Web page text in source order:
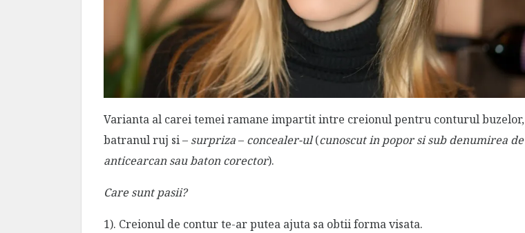
Varianta al carei temei ramane impartit intre creionul pentru conturul buzelor,
batranul ruj si – surpriza– concealer-ul(cunoscut in popor si sub denumirea de
anticearcan sau baton corector).
Care sunt pasii?
1). Creionul de contur te-ar putea ajuta sa obtii forma visata.